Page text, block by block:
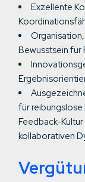
Exzellente
Bewusstsein für
für
Feedback-
kollaborativen